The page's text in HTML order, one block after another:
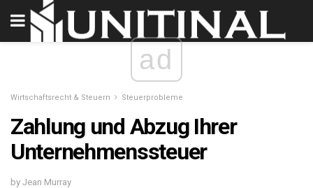
ad
Wirtschaftsrecht & Steuern Steuerprobleme
Zahlung und Abzug Ihrer
Unternehmenssteuer
by Jean Murray